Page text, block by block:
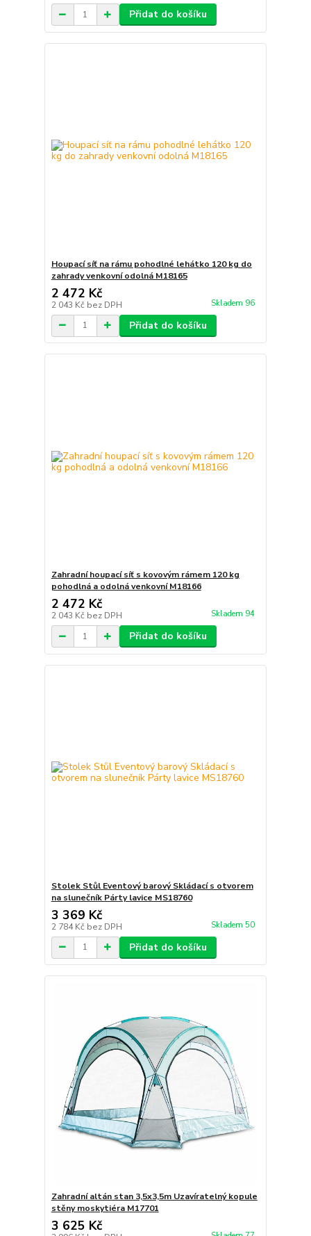
Přidat do košíku
Houpací síť na rámu pohodlné lehátko 120 kg do
zahrady venkovní odolná M18165
2 472 Kč
2 043 Kč bez DPH Skladem 96
Přidat do košíku
Zahradní houpací síť s kovovým rámem 120 kg
pohodlná a odolná venkovní M18166
2 472 Kč
2 043 Kč bez DPH Skladem 94
Přidat do košíku
Stolek Stůl Eventový barový Skládací s otvorem
na slunečník Párty lavice MS18760
3 369 Kč
2 784 Kč bez DPH Skladem 50
Přidat do košíku
Zahradní altán stan 3,5x3,5m Uzavíratelný kopule
stěny moskytiéra M17701
3 625 Kč